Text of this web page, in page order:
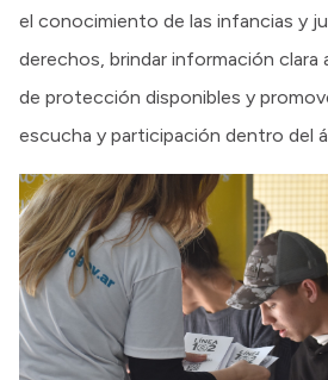
el conocimiento de las infancias y
derechos, brindar información clara
de protección disponibles y
escucha y participación dentro del